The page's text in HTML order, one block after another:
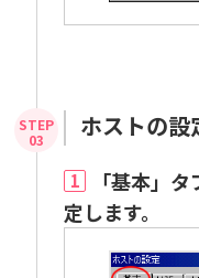
ホストの設
1
「基本」
定します。